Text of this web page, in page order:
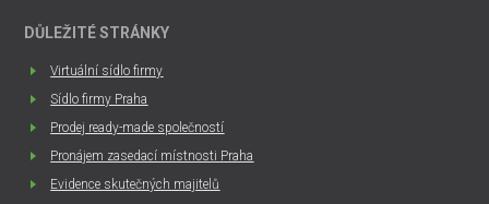
DŮLEŽITÉ STRÁNKY
Virtuální sídlo firmy
Sídlo firmy Praha
Prodej ready-made společností
Pronájem zasedací místnosti Praha
Evidence skutečných majitelů